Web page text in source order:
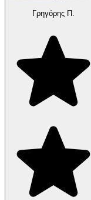
Γρηγόρης Π.